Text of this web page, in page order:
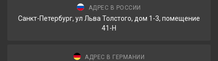
АДРЕС В РОССИИ
Санкт-Петербург, ул Льва Толстого, дом 1-3, помещение
41-Н
АДРЕС В ГЕРМАНИИ